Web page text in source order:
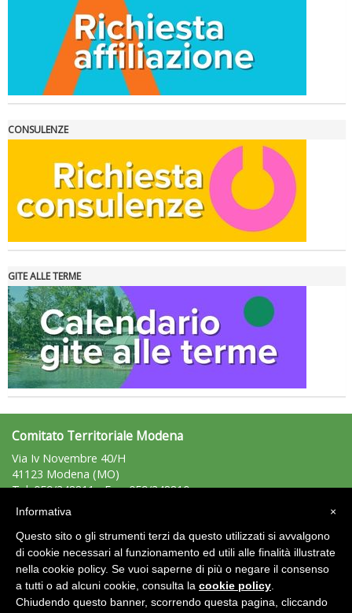
Tiziano Pesce nel Cda di Fondazione Terzjus: prima riunione a
Roma
CONSULENZE
GITE ALLE TERME
Comitato Territoriale Modena
Via Iv Novembre 40/H
41123 Modena (MO)
Tel: 059/348811 - Fax: 059/348810
e-mail:modena@uisp.it
P.Iva: 02231330362
Area Riservata 2.0
×
Informativa
Questo sito o gli strumenti terzi da questo utilizzati si avvalgono
di cookie necessari al funzionamento ed utili alle finalità illustrate
nella cookie policy. Se vuoi saperne di più o negare il consenso
a tutti o ad alcuni cookie, consulta la cookie policy
Chiudendo questo banner, scorrendo questa pagina, cliccando